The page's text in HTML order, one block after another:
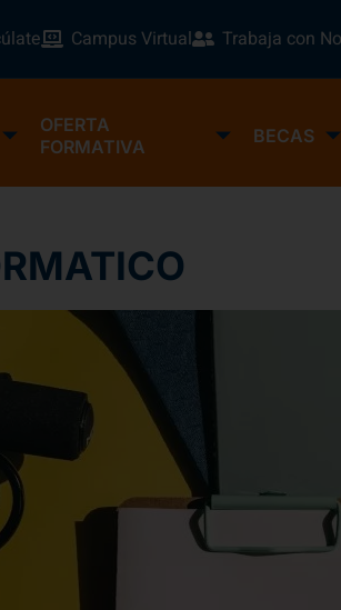
Campus Virtual Trabaja con
OFERTA
FORMATIVA
BECAS